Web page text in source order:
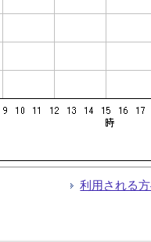
利用される